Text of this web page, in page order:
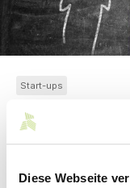
Diese Webseite
30.01.2017
Start-ups